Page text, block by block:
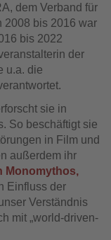
dem Verband für
2008 bis 2016 war
bis 2022
der
u.a. die
sie in
So beschäftigt sie
in Film und
außerdem ihr
Monomythos,
Einfluss der
Verständnis
mit „world-driven-